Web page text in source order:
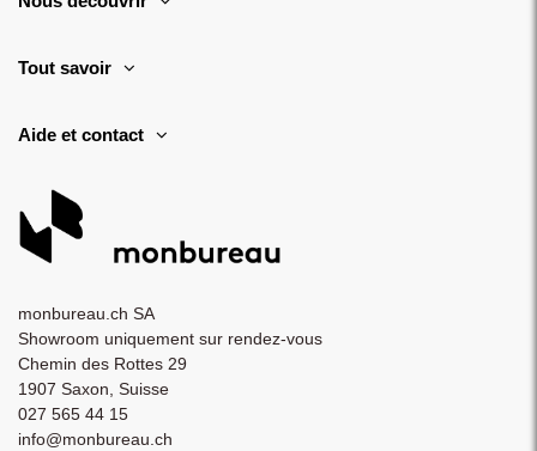
Tout savoir
Aide et contact
monbureau.ch SA
Showroom uniquement sur rendez-vous
Chemin des Rottes 29
1907 Saxon, Suisse
027 565 44 15
info@monbureau.ch